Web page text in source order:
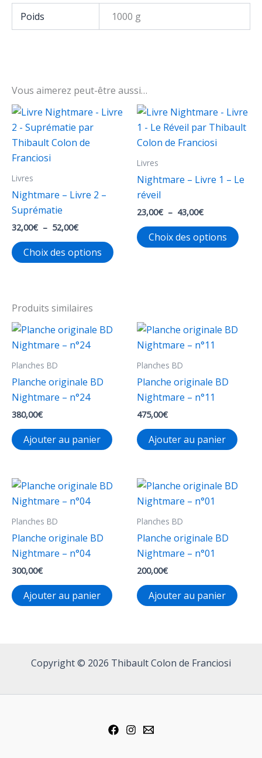
Poids 1000 g
Vous aimerez peut-être aussi…
Livres
Nightmare – Livre 2 –
Suprématie
32,00€ – 52,00€Plage
prix :
32,00€
Choix des options
produit
options
peuvent
choisies
Livres
Nightmare – Livre 1 – Le
réveil
23,00€ – 43,00€Plage
prix :
23,00€
Choix des options
Produits similaires
Planches BD
Planche originale BD
Nightmare – n°24
380,00€
Ajouter au panier
Planches BD
Planche originale BD
Nightmare – n°11
475,00€
Ajouter au panier
Planches BD
Planche originale BD
Nightmare – n°04
300,00€
Ajouter au panier
Planches BD
Planche originale BD
Nightmare – n°01
200,00€
Ajouter au panier
Copyright © 2026 Thibault Colon de Franciosi